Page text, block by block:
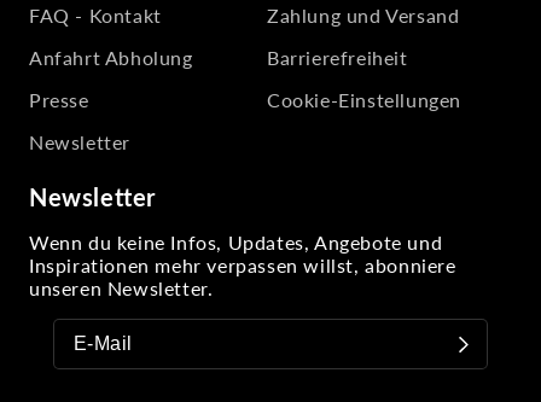
FAQ - Kontakt
Anfahrt Abholung
Presse
Newsletter
Zahlung und Versand
Barrierefreiheit
Cookie-Einstellungen
Newsletter
Wenn du keine Infos, Updates, Angebote und
Inspirationen mehr verpassen willst, abonniere
unseren Newsletter.